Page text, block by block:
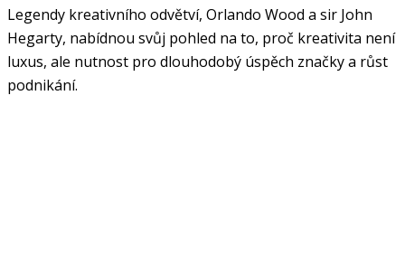
Legendy kreativního odvětví, Orlando Wood a sir John
Hegarty, nabídnou svůj pohled na to, proč kreativita není
luxus, ale nutnost pro dlouhodobý úspěch značky a růst
podnikání.